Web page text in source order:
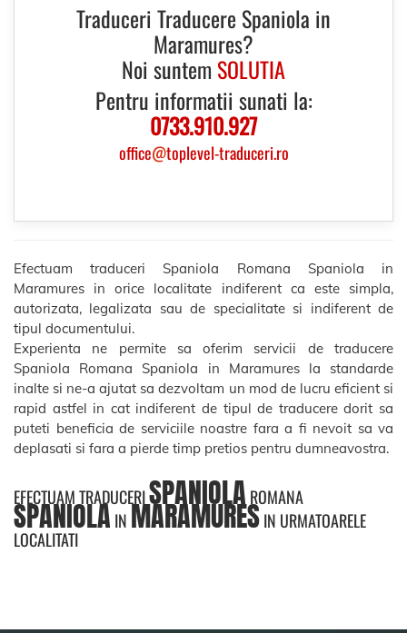
Traduceri Traducere Spaniola in
Maramures?
Noi suntem SOLUTIA
Pentru informatii sunati la:
0733.910.927
office@toplevel-traduceri.ro
Efectuam traduceri Spaniola Romana Spaniola in
Maramures in orice localitate indiferent ca este simpla,
autorizata, legalizata sau de specialitate si indiferent de
tipul documentului.
Experienta ne permite sa oferim servicii de traducere
Spaniola Romana Spaniola in Maramures la standarde
inalte si ne-a ajutat sa dezvoltam un mod de lucru eficient si
rapid astfel in cat indiferent de tipul de traducere dorit sa
puteti beneficia de serviciile noastre fara a fi nevoit sa va
deplasati si fara a pierde timp pretios pentru dumneavostra.
EFECTUAM TRADUCERISPANIOLAROMANA
SPANIOLA INMARAMURESIN URMATOARELE
LOCALITATI